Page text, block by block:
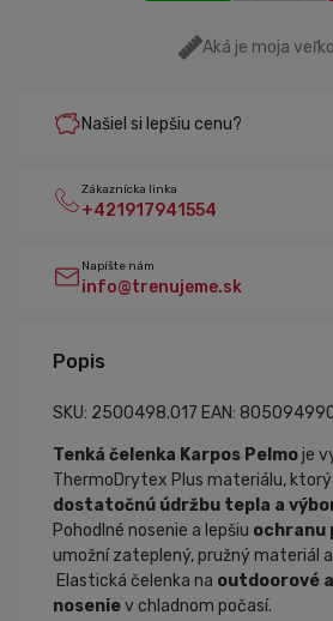
Aká je moja
Našiel si lepšiu cenu?
Zákaznícka linka
+421917941554
Napíšte nám
info@trenujeme.sk
Popis
SKU: 2500498.017 EAN:
Tenká čelenka Karpos Pelmoje
ThermoDrytex Plus materiálu,
dostatočnú údržbu tepla a
Pohodlné nosenie a lepšiu ochranu
umožní zateplený, pružný materiál
Elastická čelenka na outdoorové
noseniev chladnom počasí.